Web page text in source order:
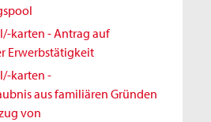
karten - Antrag auf
Erwerbstätigkeit
karten -
aus familiären Gründen
von